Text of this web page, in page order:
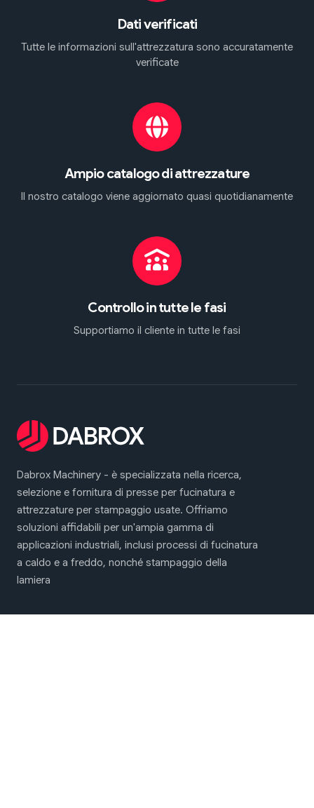
Dati verificati
Tutte le informazioni sull'attrezzatura sono accuratamente
verificate
Ampio catalogo di attrezzature
Il nostro catalogo viene aggiornato quasi quotidianamente
Controllo in tutte le fasi
Supportiamo il cliente in tutte le fasi
Dabrox Machinery - è specializzata nella ricerca,
selezione e fornitura di presse per fucinatura e
attrezzature per stampaggio usate. Offriamo
soluzioni affidabili per un'ampia gamma di
applicazioni industriali, inclusi processi di fucinatura
a caldo e a freddo, nonché stampaggio della
lamiera